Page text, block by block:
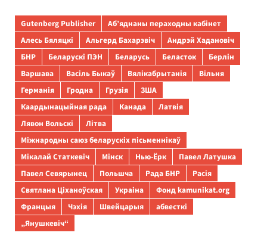
Gutenberg Publisher
Аб’яднаны пераходны кабінет
Алесь Бяляцкі
Альгерд Бахарэвіч
Андрэй Хадановіч
БНР
Беларускі ПЭН Беларусь Беласток
Берлін
Варшава
Васіль Быкаў Вялікабрытанія
Вільня
Германія
Гродна Грузія
ЗША
Каардынацыйная рада
Канада
Латвія
Лявон Вольскі
Літва
Міжнародны саюз беларускіх пісьменнікаў
Мікалай Статкевіч
Мінск Нью-Ёрк
Павел Латушка
Павел Севярынец
Польшча Рада БНР
Расія
Святлана Ціханоўская
Украіна
Фонд kamunikat.org
Францыя
Чэхія Швейцарыя
абвесткі
„Янушкевіч“